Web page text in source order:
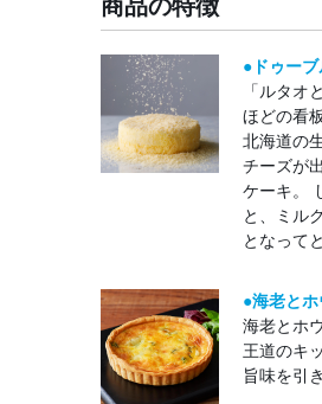
商品の特徴
●ドゥー
「ルタオ
ほどの看
北海道の
チーズが
ケーキ。
と、ミル
となって
●海老と
海老とホ
王道のキ
旨味を引